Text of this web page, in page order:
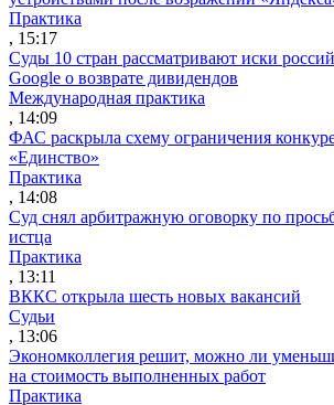
Практика
, 15:17
Суды 10 стран рассматривают иски
Google о возврате дивидендов
Международная практика
, 14:09
ФАС раскрыла схему ограничения
«Единство»
Практика
, 14:08
Суд снял арбитражную оговорку по
истца
Практика
, 13:11
ВККС открыла шесть новых вакансий
Судьи
, 13:06
Экономколлегия решит, можно ли
на стоимость выполненных работ
Практика